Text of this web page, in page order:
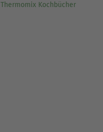
Thermomix Kochbücher